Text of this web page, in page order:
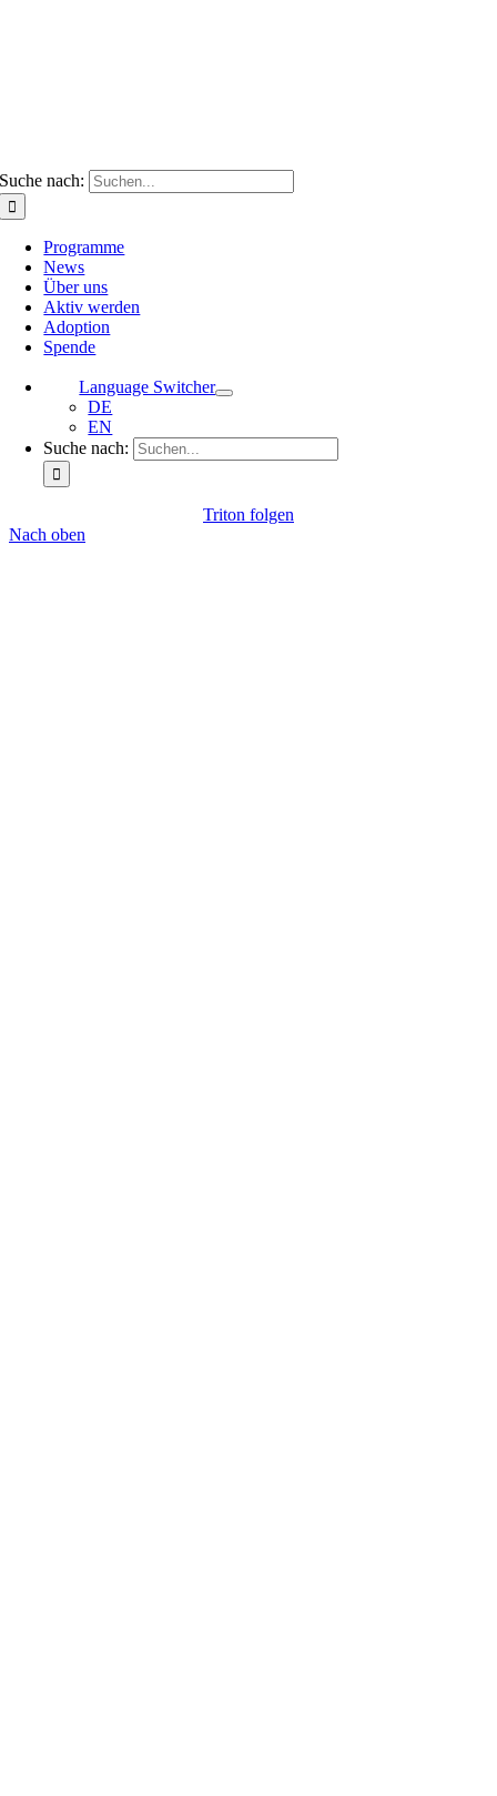
Suche nach:
Programme
News
Über uns
Aktiv werden
Adoption
Spende
Language Switcher
DE
EN
Suche nach:
Triton folgen
Nach oben